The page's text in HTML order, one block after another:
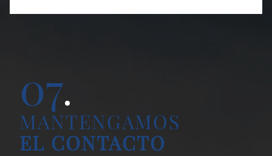
07
MANTENGAMOS
EL CONTACTO